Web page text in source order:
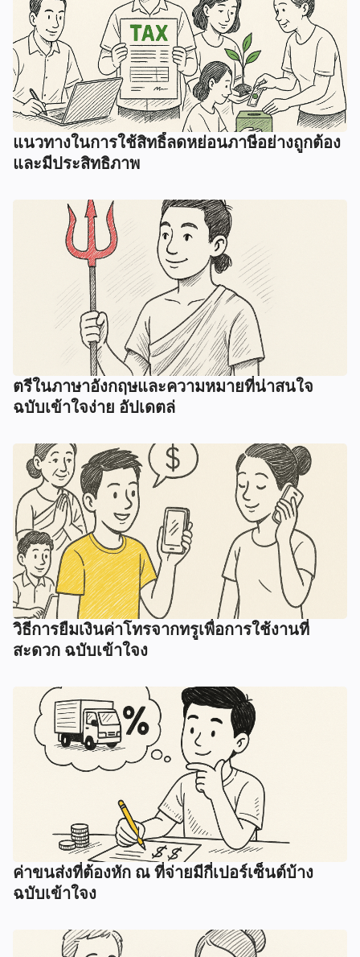
แนวทางในการใช้สิทธิ์ลดหย่อนภาษีอย่างถูกต้อง
และมีประสิทธิภาพ
ตรีในภาษาอังกฤษและความหมายที่น่าสนใจ
ฉบับเข้าใจง่าย อัปเดตล่
วิธีการยืมเงินค่าโทรจากทรูเพื่อการใช้งานที่
สะดวก ฉบับเข้าใจง
ค่าขนส่งที่ต้องหัก ณ ที่จ่ายมีกี่เปอร์เซ็นต์บ้าง
ฉบับเข้าใจง